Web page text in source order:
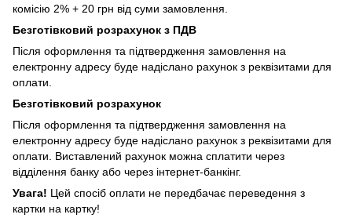
комісію 2% + 20 грн від суми замовлення.
Безготівковий розрахунок з ПДВ
Після оформлення та підтвердження замовлення на
електронну адресу буде надіслано рахунок з реквізитами для
оплати.
Безготівковий розрахунок
Після оформлення та підтвердження замовлення на
електронну адресу буде надіслано рахунок з реквізитами для
оплати. Виставлений рахунок можна сплатити через
відділення банку або через інтернет-банкінг.
Увага! Цей спосіб оплати не передбачає переведення з
картки на картку!